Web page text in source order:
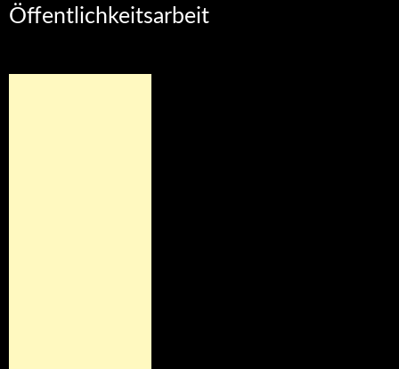
Öffentlichkeitsarbeit